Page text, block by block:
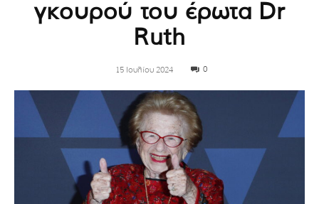
γκουρού του έρωτα Dr
Ruth
15 Ιουλίου 2024 0